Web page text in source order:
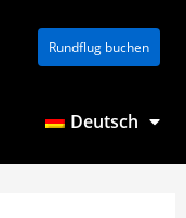
Rundflug buchen
Deutsch